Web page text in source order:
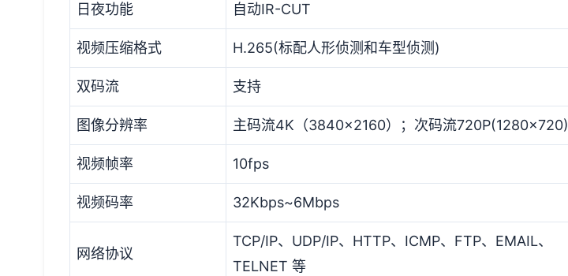
日夜功能 自动IR-CUT
视频压缩格式 H.265(标配人形侦测和车型侦测)
双码流 支持
图像分辨率 主码流4K（3840x2160）；次码流720P(1280x720)
视频帧率 10fps
视频码率 32Kbps~6Mbps
网络协议
TCP/IP、UDP/IP、HTTP、ICMP、FTP、EMAIL、
TELNET 等